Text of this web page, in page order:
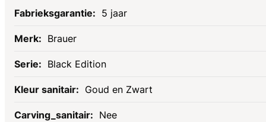
Specificaties
5 jaar
Brauer
Black Edition
Goud en Zwart
Nee